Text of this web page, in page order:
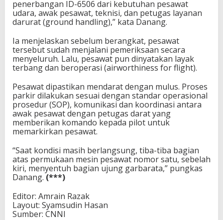
penerbangan ID-6506 dari kebutuhan pesawat
udara, awak pesawat, teknisi, dan petugas layanan
darurat (ground handling),” kata Danang.
Ia menjelaskan sebelum berangkat, pesawat
tersebut sudah menjalani pemeriksaan secara
menyeluruh. Lalu, pesawat pun dinyatakan layak
terbang dan beroperasi (airworthiness for flight).
Pesawat dipastikan mendarat dengan mulus. Proses
parkir dilakukan sesuai dengan standar operasional
prosedur (SOP), komunikasi dan koordinasi antara
awak pesawat dengan petugas darat yang
memberikan komando kepada pilot untuk
memarkirkan pesawat.
“Saat kondisi masih berlangsung, tiba-tiba bagian
atas permukaan mesin pesawat nomor satu, sebelah
kiri, menyentuh bagian ujung garbarata,” pungkas
Danang.(***)
Editor: Amrain Razak
Layout: Syamsudin Hasan
Sumber: CNNI